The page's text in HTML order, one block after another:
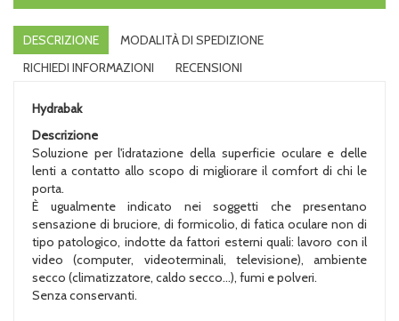
DESCRIZIONE
MODALITÀ DI SPEDIZIONE
RICHIEDI INFORMAZIONI
RECENSIONI
Hydrabak
Descrizione
Soluzione per l'idratazione della superficie oculare e delle
lenti a contatto allo scopo di migliorare il comfort di chi le
porta.
È ugualmente indicato nei soggetti che presentano
sensazione di bruciore, di formicolio, di fatica oculare non di
tipo patologico, indotte da fattori esterni quali: lavoro con il
video (computer, videoterminali, televisione), ambiente
secco (climatizzatore, caldo secco...), fumi e polveri.
Senza conservanti.